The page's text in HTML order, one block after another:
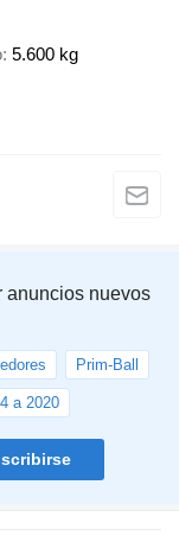
5.600 kg
anuncios nuevos
Prim-Ball
a 2020